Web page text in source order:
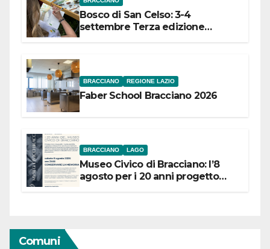
Bosco di San Celso: 3-4
settembre Terza edizione
BRACCIANO REGIONE LAZIO
Faber School Bracciano 2026
BRACCIANO LAGO
Museo Civico di Bracciano: l’8
agosto per i 20 anni progetto
Comuni